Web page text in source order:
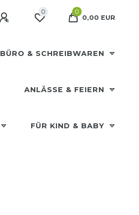
0
0
0,00 EUR
BÜRO & SCHREIBWAREN
ANLÄSSE & FEIERN
FÜR KIND & BABY